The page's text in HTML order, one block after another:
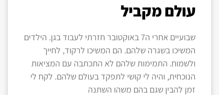
עולם מקביל
שבועיים אחרי ה7 באוקטובר חזרתי לעבוד בגן. הילדים
המשיכו בשגרה שלהם. הם המשיכו לרקוד, לחייך
ולשמוח. התמימות שלהם לא התכתבה עם המציאות
הנוכחית, והיה לי קושי לתפקד בעולם שלהם. לקח לי
זמן להבין שגם בהם משהו השתנה